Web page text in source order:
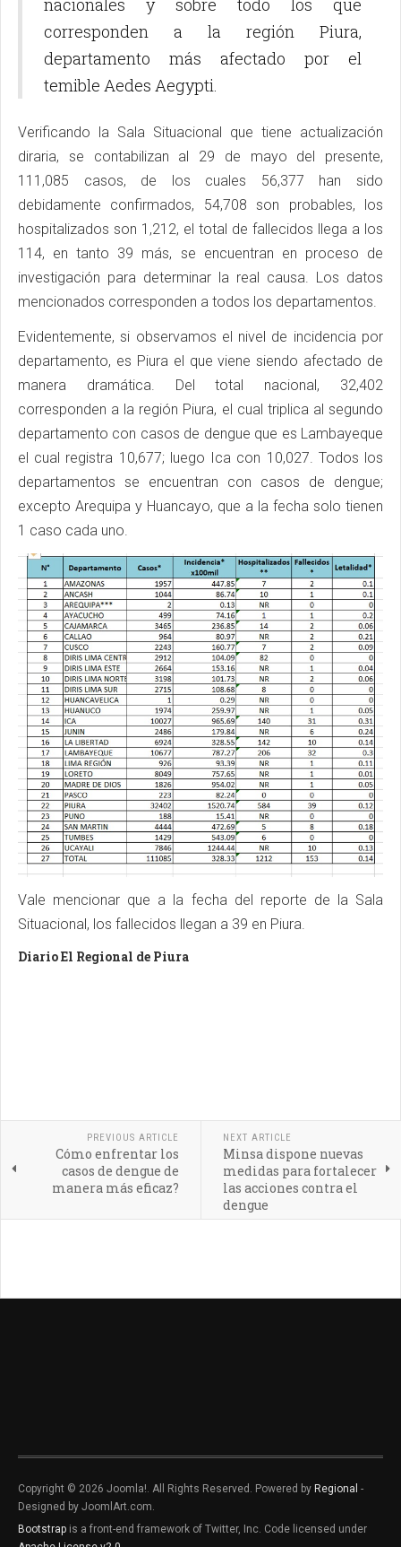
nacionales y sobre todo los que
corresponden a la región Piura,
departamento más afectado por el
temible Aedes Aegypti.
Verificando la Sala Situacional que tiene actualización
diraria, se contabilizan al 29 de mayo del presente,
111,085 casos, de los cuales 56,377 han sido
debidamente confirmados, 54,708 son probables, los
hospitalizados son 1,212, el total de fallecidos llega a los
114, en tanto 39 más, se encuentran en proceso de
investigación para determinar la real causa. Los datos
mencionados corresponden a todos los departamentos.
Evidentemente, si observamos el nivel de incidencia por
departamento, es Piura el que viene siendo afectado de
manera dramática. Del total nacional, 32,402
corresponden a la región Piura, el cual triplica al segundo
departamento con casos de dengue que es Lambayeque
el cual registra 10,677; luego Ica con 10,027. Todos los
departamentos se encuentran con casos de dengue;
excepto Arequipa y Huancayo, que a la fecha solo tienen
1 caso cada uno.
Vale mencionar que a la fecha del reporte de la Sala
Situacional, los fallecidos llegan a 39 en Piura.
Diario El Regional de Piura
PREVIOUS ARTICLE
Cómo enfrentar los
casos de dengue de
manera más eficaz?
NEXT ARTICLE
Minsa dispone nuevas
medidas para fortalecer
las acciones contra el
dengue
Copyright © 2026 Joomla!. All Rights Reserved. Powered by Regional -
Designed by JoomlArt.com.
Bootstrap is a front-end framework of Twitter, Inc. Code licensed under